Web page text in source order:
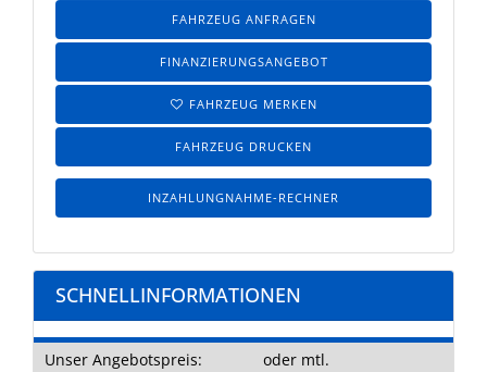
FAHRZEUG ANFRAGEN
FINANZIERUNGSANGEBOT
FAHRZEUG MERKEN
FAHRZEUG DRUCKEN
INZAHLUNGNAHME-RECHNER
SCHNELLINFORMATIONEN
Unser Angebotspreis: oder mtl.